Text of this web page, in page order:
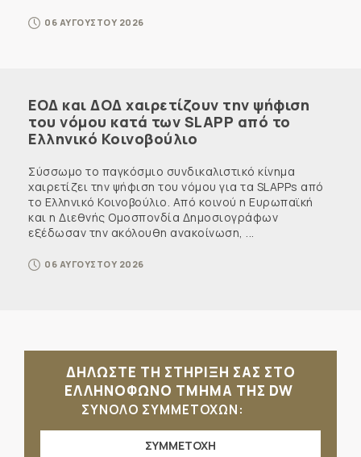
06 ΑΥΓΟΥΣΤΟΥ 2026
ΕΟΔ και ΔΟΔ χαιρετίζουν την ψήφιση
του νόμου κατά των SLAPP από το
Ελληνικό Κοινοβούλιο
Σύσσωμο το παγκόσμιο συνδικαλιστικό κίνημα
χαιρετίζει την ψήφιση του νόμου για τα SLAPPs από
το Ελληνικό Κοινοβούλιο. Από κοινού η Ευρωπαϊκή
και η Διεθνής Ομοσπονδία Δημοσιογράφων
εξέδωσαν την ακόλουθη ανακοίνωση, ...
06 ΑΥΓΟΥΣΤΟΥ 2026
ΔΗΛΩΣΤΕ ΤΗ ΣΤΗΡΙΞΗ ΣΑΣ ΣΤΟ
ΕΛΛΗΝΟΦΩΝΟ ΤΜΗΜΑ ΤΗΣ DW
ΣΥΝΟΛΟ ΣΥΜΜΕΤΟΧΩΝ:
ΣΥΜΜΕΤΟΧΗ